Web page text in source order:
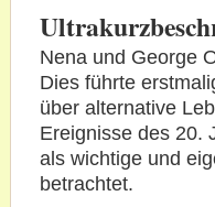
Nena und George
Dies führte
über alternative
Ereignisse des 20.
als wichtige und
betrachtet.